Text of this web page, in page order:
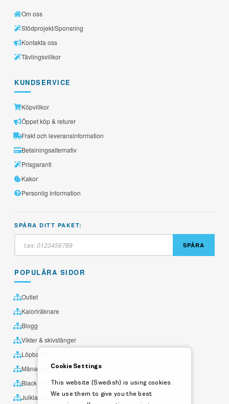
Om oss
Stödprojekt/Sponsring
Kontakta oss
Tävlingsvillkor
KUNDSERVICE
Köpvillkor
Öppet köp & returer
Frakt och leveransinformation
Betalningsalternativ
Prisgaranti
Kakor
Personlig information
SPÅRA DITT PAKET:
SPÅRA
POPULÄRA SIDOR
Outlet
Kaloriräknare
Blogg
Vikter & skivstänger
Löpband
Månadens utvalda
Black Friday
Julklappstips
Cookie Settings
This website (Swedish) is using cookies.
We use them to give you the best